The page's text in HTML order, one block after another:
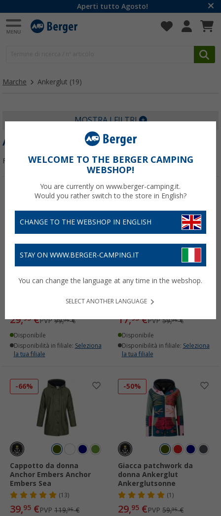
Aperti tutto Agosto!
Marche Ankerglut (19)
MOSTRA I FILTRI
ANKERGLUT
Filtrare per:
Anchor Glow Anchor Glow
Breeze Ladies Softshell
(51)
29,95€PVP99,95€
Disponibile
Disponibilità in filiale: Seleziona
la tua filiale
-70%
Giacca da donna Anchor
Glow Anchor Glow
17,95€PVP59,95€
Disponibile
Disponibilità in filiale: Seleziona
la tua filiale
-66%
Cappotto da donna
Anchor Embers Anchor
Embers Sea
(13)
39,95 €PVP 119,95€
-50%
Giacca patchwork da
donna Ankerglut
Ankerglutsonne
(1)
29,95 €PVP 59,95€
WELCOME TO THE BERGER CAMPING
WEBSHOP!
You are currently on www.berger-camping.it.
Would you rather switch to the store in English?
CHANGE TO THE WEBSHOP IN ENGLISH
STAY ON WWW.BERGER-CAMPING.IT
You can change the language at any time in the webshop.
SELECT ANOTHER LANGUAGE